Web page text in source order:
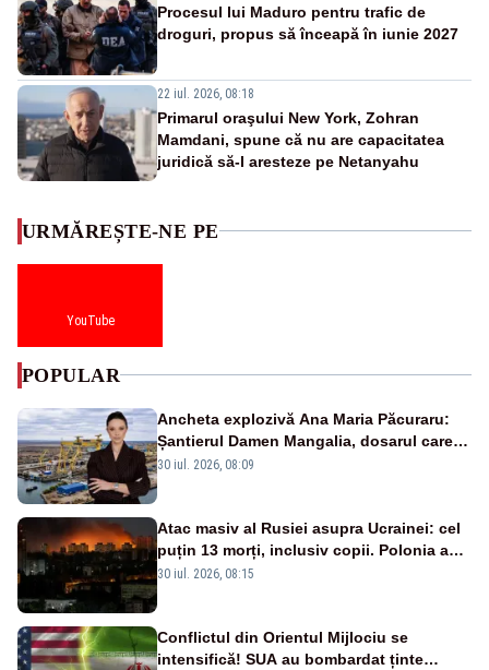
Procesul lui Maduro pentru trafic de
droguri, propus să înceapă în iunie 2027
22 iul. 2026, 08:18
Primarul oraşului New York, Zohran
Mamdani, spune că nu are capacitatea
juridică să-l aresteze pe Netanyahu
URMĂREȘTE-NE PE
YouTube
POPULAR
Ancheta explozivă Ana Maria Păcuraru:
Șantierul Damen Mangalia, dosarul care
scufundă apărarea României
30 iul. 2026, 08:09
Atac masiv al Rusiei asupra Ucrainei: cel
puțin 13 morți, inclusiv copii. Polonia a
ridicat avioanele de vânătoare
30 iul. 2026, 08:15
Conflictul din Orientul Mijlociu se
intensifică! SUA au bombardat ținte